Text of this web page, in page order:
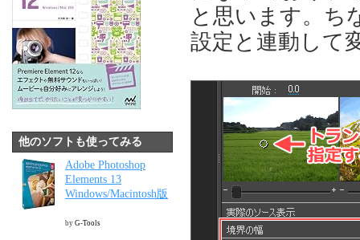
と思います。ち
設定と連動して
他のソフトも使ってみる
Adobe Photoshop
Elements 13
Windows/Macintosh版
by G-Tools